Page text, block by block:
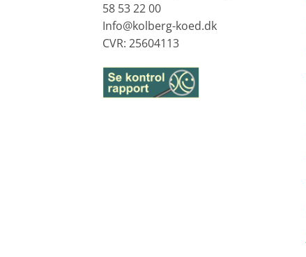
58 53 22 00
Info@kolberg-koed.dk
CVR: 25604113